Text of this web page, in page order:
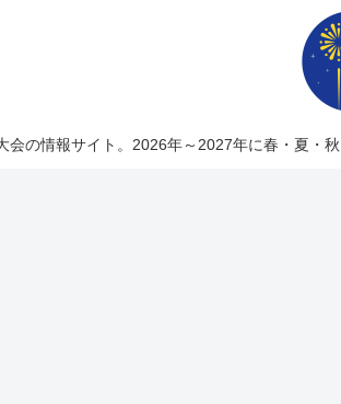
会の情報サイト。2026年～2027年に春・夏・